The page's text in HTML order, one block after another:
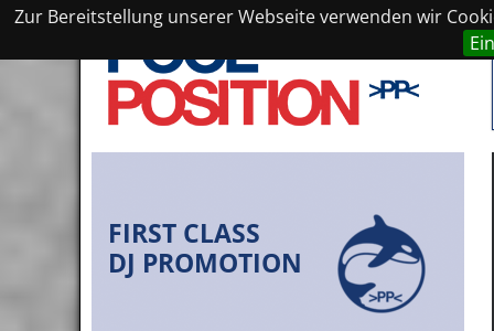
Zur Bereitstellung unserer Webseite verwenden wir
FIRST CLASS
DJ PROMOTION